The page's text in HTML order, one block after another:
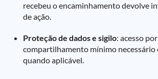
recebeu o encaminhamento devolve
de ação.
Proteção de dados e sigilo: acesso
compartilhamento mínimo
quando aplicável.